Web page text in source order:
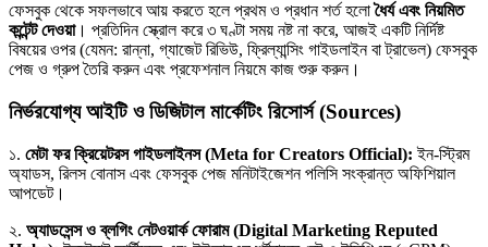
ফেসবুক থেকে সফলভাবে আয় করতে হলে প্রথম ও প্রধান শর্ত হলোধৈর্য এবং নিয়মিত
কন্টেন্ট দেওয়া। প্রতিদিন স্ক্রোল করে ৩ ঘণ্টা সময় নষ্ট না করে, আজই একটি নির্দিষ্ট
বিষয়ের ওপর (যেমন: রান্না, গ্যাজেট রিভিউ, ফ্রিল্যান্সিং গাইডলাইন বা ট্রাভেল) ফেসবুক
পেজ ও গ্রুপ তৈরি করুন এবং প্রফেশনাল নিয়মে কাজ শুরু করুন।
নির্ভরযোগ্য আইটি ও ডিজিটাল মার্কেটিং রিসোর্স (Sources)
১. মেটা ফর ক্রিয়েটরস গাইডলাইনস (Meta for Creators Official): ইন-স্ট্রিম
অ্যাডস, রিলস বোনাস এবং ফেসবুক পেজ মনিটাইজেশন পলিসি সংক্রান্ত অফিশিয়াল
আপডেট।
২. অ্যাডসেন্স ও ব্লগিং নেটওয়ার্ক ফোরাম (Digital Marketing Reputed